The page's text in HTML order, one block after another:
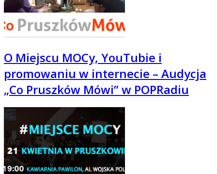
O Miejscu MOCy, YouTubie i
promowaniu w internecie – Audycja
„Co Pruszków Mówi” w POPRadiu